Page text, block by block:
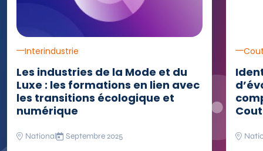
Interindustrie
Les industries de la Mode et du
Luxe : les formations en lien avec
les transitions écologique et
numérique
National Septembre 2025